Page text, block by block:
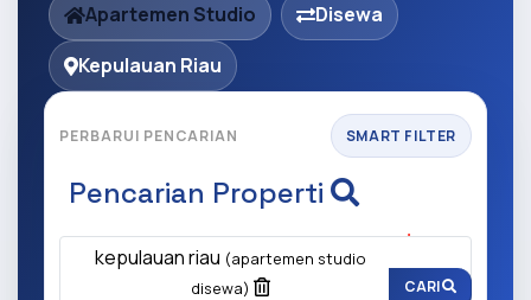
Apartemen Studio
Disewa
Kepulauan Riau
PERBARUI PENCARIAN SMART FILTER
Pencarian Properti
Apa yang ingin anda cari?(Wajib Isi )
kepulauan riau (apartemen studio
disewa)
CARI